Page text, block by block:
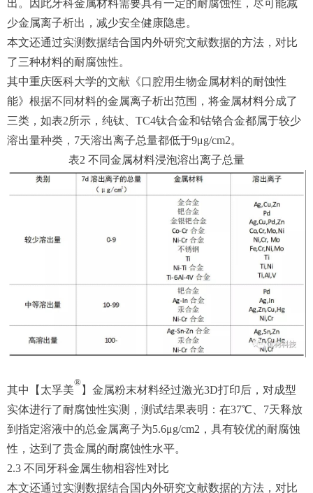
出。因此牙科金属材料需要具有一定的耐腐蚀性，尽可能减
少金属离子析出，减少安全健康隐患。
本文还通过实测数据结合国内外研究文献数据的方法，对比
了三种材料的耐腐蚀性。
其中重庆医科大学的文献《口腔用生物金属材料的耐蚀性
能》根据不同材料的金属离子析出范围，将金属材料分成了
三类，如表2所示，纯钛、TC4钛合金和钴铬合金都属于较少
溶出量种类，7天溶出离子总量都低于9μg/cm2。
表2 不同金属材料浸泡溶出离子总量
其中【太孚美
®
】金属粉末材料经过激光3D打印后，对成型
实体进行了耐腐蚀性实测，测试结果表明：在37℃、7天释放
到指定溶液中的总金属离子为5.6μg/cm2，具有较优的耐腐蚀
性，达到了贵金属的耐腐蚀性水平。
2.3 不同牙科金属生物相容性对比
本文还通过实测数据结合国内外研究文献数据的方法，对比